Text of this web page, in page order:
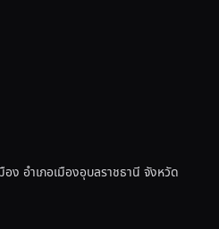
ง อำเภอเมืองอุบลราชธานี จังหวัด